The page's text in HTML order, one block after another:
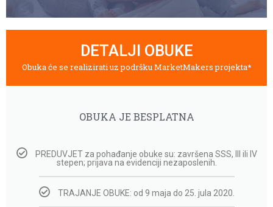
DETALJI OBUKE
Obuka će se realizirati uz podršku MarketMakers projekta*
OBUKA JE BESPLATNA
PREDUVJET za pohađanje obuke su: završena SSS, III ili IV
stepen; prijava na evidenciji nezaposlenih.
TRAJANJE OBUKE: od 9 maja do 25. jula 2020.